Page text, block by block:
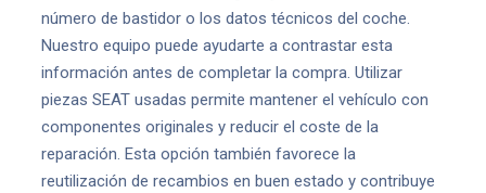
número de bastidor o los datos técnicos del coche.
Nuestro equipo puede ayudarte a contrastar esta
información antes de completar la compra. Utilizar
piezas SEAT usadas permite mantener el vehículo con
componentes originales y reducir el coste de la
reparación. Esta opción también favorece la
reutilización de recambios en buen estado y contribuye